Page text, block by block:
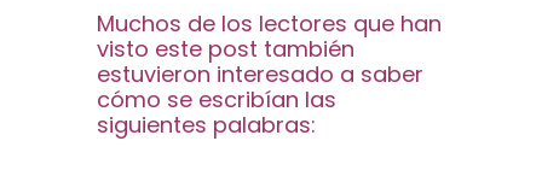
Muchos de los lectores que han
visto este post también
estuvieron interesado a saber
cómo se escribían las
siguientes palabras: